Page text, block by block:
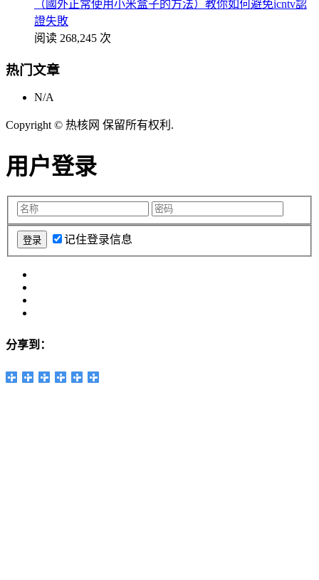
（國外正常使用小米盒子的方法）教你如何避免icntv認
證失敗
阅读 268,245 次
热门文章
N/A
Copyright © 热核网 保留所有权利.
用户登录
记住登录信息
分享到：